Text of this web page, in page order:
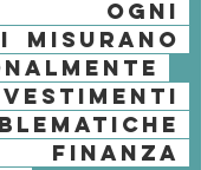
ogni
misurano
finanza